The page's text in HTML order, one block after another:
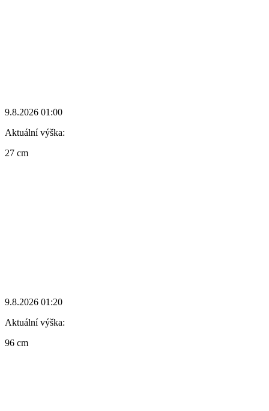
9.8.2026 01:00
Aktuální výška:
27 cm
9.8.2026 01:20
Aktuální výška:
96 cm